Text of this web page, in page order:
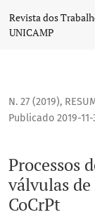
Processos de
Revista dos
UNICAMP
N. 27 (2019),
Processos
válvulas
CoCrPt
Publicado 2019-11-